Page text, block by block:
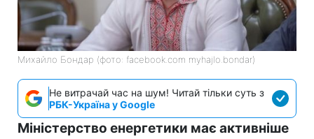
Михайло Бондар (фото: facebook.com myhajlo.bondar)
Не витрачай час на шум! Читай тільки суть з
РБК-Україна у Google
Міністерство енергетики має активніше